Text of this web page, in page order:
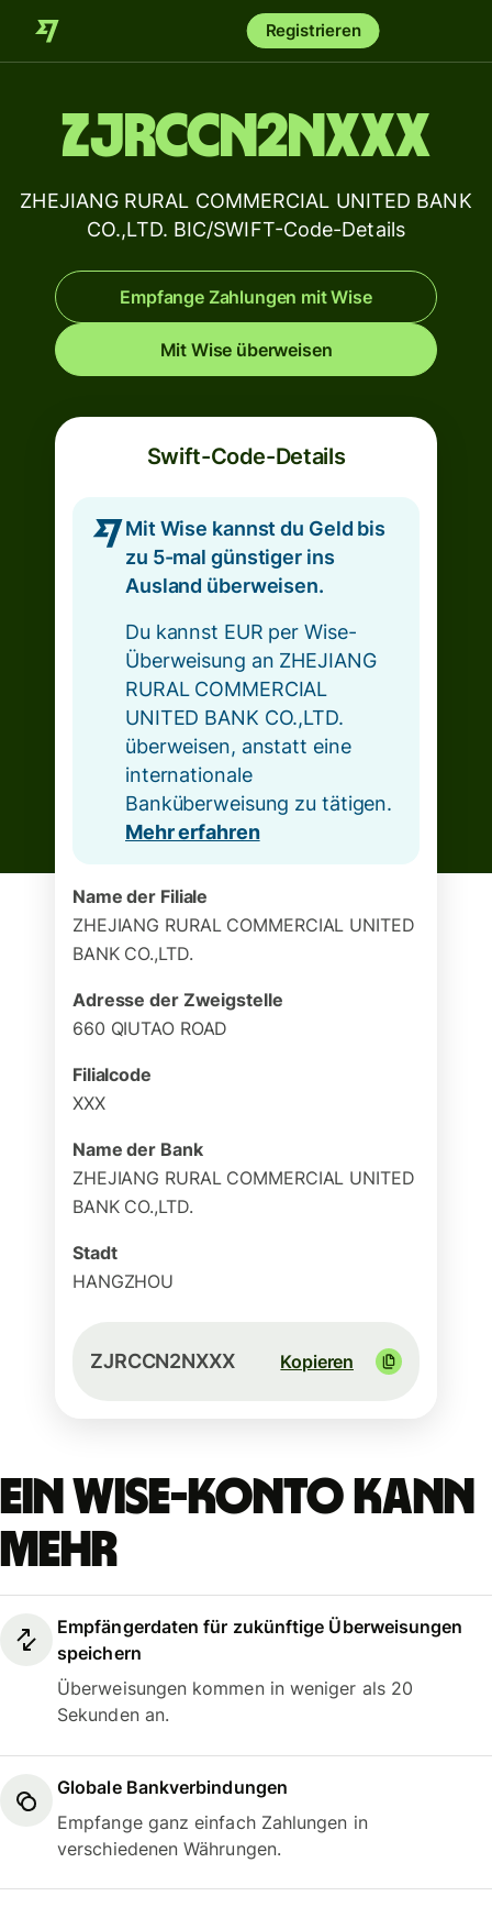
Registrieren
ZJRCCN2NXXX
ZHEJIANG RURAL COMMERCIAL UNITED BANK
CO.,LTD. BIC/SWIFT-Code-Details
Empfange Zahlungen mit Wise
Mit Wise überweisen
Swift-Code-Details
Mit Wise kannst du Geld bis
zu 5-mal günstiger ins
Ausland überweisen.
Du kannst EUR per Wise-
Überweisung an ZHEJIANG
RURAL COMMERCIAL
UNITED BANK CO.,LTD.
überweisen, anstatt eine
internationale
Banküberweisung zu tätigen.
Mehr erfahren
Name der Filiale
ZHEJIANG RURAL COMMERCIAL UNITED
BANK CO.,LTD.
Adresse der Zweigstelle
660 QIUTAO ROAD
Filialcode
XXX
Name der Bank
ZHEJIANG RURAL COMMERCIAL UNITED
BANK CO.,LTD.
Stadt
HANGZHOU
ZJRCCN2NXXX Kopieren
Ein Wise-Konto kann
mehr
Empfängerdaten für zukünftige Überweisungen
speichern
Überweisungen kommen in weniger als 20
Sekunden an.
Globale Bankverbindungen
Empfange ganz einfach Zahlungen in
verschiedenen Währungen.